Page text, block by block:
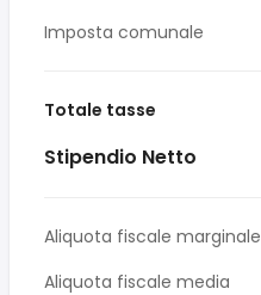
Imposta comunale
Totale tasse
Stipendio Netto
Aliquota fiscale marginale
Aliquota fiscale media